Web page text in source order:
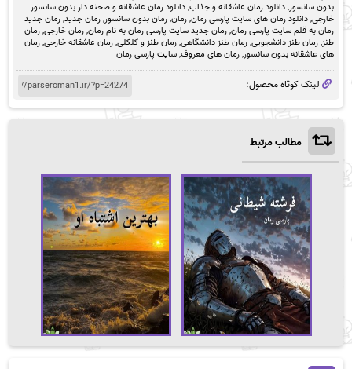
بدون سانسور,دانلود رمان عاشقانه و جذاب,دانلود رمان عاشقانه و صحنه دار بدون سانسور
خارجی,دانلود رمان های سایت پارسی رمان,رمان,رمان بدون سانسور,رمان جدید,رمان جدید
رمان به قلم سایت پارسی رمان,رمان جدید سایت پارسی رمان به نام رمان,رمان خارجی,رمان
طنز,رمان طنز دانشجویی,رمان طنز دانشگاهی,رمان طنز و کلکلی,رمان عاشقانه خارجی,رمان
های عاشقانه بدون سانسور,رمان های معروف,سایت پارسی رمان
لینک کوتاه محصول:
مطالب مرتبط